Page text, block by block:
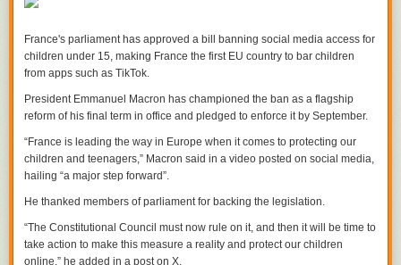
intended them because they’re originally written in English! No need to
Bible or Quran.
I mention this because I’m interested in faith as a potential superpower.
I’m not exactly sure how to describe every component of the faith
concept, but it’s got something to do with changing your credence in a
couldn’t be good non-epistemic reasons. Info-hazards are a thing and
our emotional system is deeply connected to our belief system. Having
certain true beliefs can be the source of constant anxiety and self-doubt.
The coolest one is that you can use faith to solvethe coordination
problem.
Everyone knowsreligion functions as an inter-tribal coordination
France's parliament has approved a bill banning social media access for
children under 15, making France the first EU country to bar children
from apps such as TikTok.
President Emmanuel Macron has championed the ban as a flagship
reform of his final term in office and pledged to enforce it by September.
“France is leading the way in Europe when it comes to protecting our
children and teenagers,” Macron said in a video posted on social media,
hailing “a major step forward”.
He thanked members of parliament for backing the legislation.
“The Constitutional Council must now rule on it, and then it will be time to
take action to make this measure a reality and protect our children
online,” he added in a post on X.